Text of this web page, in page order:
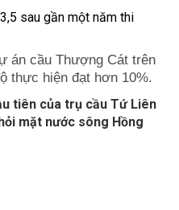
án cầu Thượng Cát trên
thực hiện đạt hơn 10%.
tiên của trụ cầu Tứ Liên
mặt nước sông Hồng